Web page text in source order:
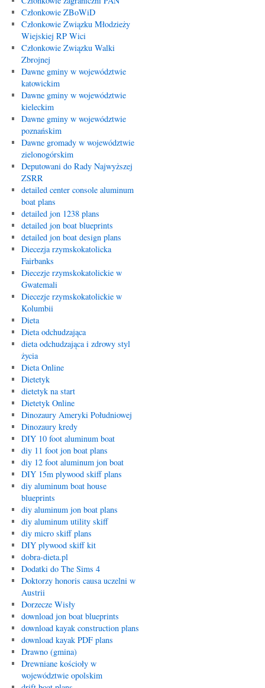
Członkowie ZBoWiD
Członkowie Związku Młodzieży
Wiejskiej RP Wici
Członkowie Związku Walki
Zbrojnej
Dawne gminy w województwie
katowickim
Dawne gminy w województwie
kieleckim
Dawne gminy w województwie
poznańskim
Dawne gromady w województwie
zielonogórskim
Deputowani do Rady Najwyższej
ZSRR
detailed center console aluminum
boat plans
detailed jon 1238 plans
detailed jon boat blueprints
detailed jon boat design plans
Diecezja rzymskokatolicka
Fairbanks
Diecezje rzymskokatolickie w
Gwatemali
Diecezje rzymskokatolickie w
Kolumbii
Dieta
Dieta odchudzająca
dieta odchudzająca i zdrowy styl
życia
Dieta Online
Dietetyk
dietetyk na start
Dietetyk Online
Dinozaury Ameryki Południowej
Dinozaury kredy
DIY 10 foot aluminum boat
diy 11 foot jon boat plans
diy 12 foot aluminum jon boat
DIY 15m plywood skiff plans
diy aluminum boat house
blueprints
diy aluminum jon boat plans
diy aluminum utility skiff
diy micro skiff plans
DIY plywood skiff kit
dobra-dieta.pl
Dodatki do The Sims 4
Doktorzy honoris causa uczelni w
Austrii
Dorzecze Wisły
download jon boat blueprints
download kayak construction plans
download kayak PDF plans
Drawno (gmina)
Drewniane kościoły w
województwie opolskim